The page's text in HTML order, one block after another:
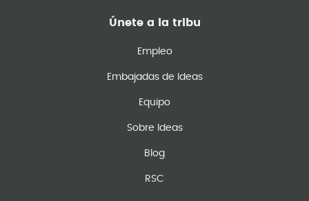
Únete a la tribu
Empleo
Embajadas de Ideas
Equipo
Sobre Ideas
Blog
RSC